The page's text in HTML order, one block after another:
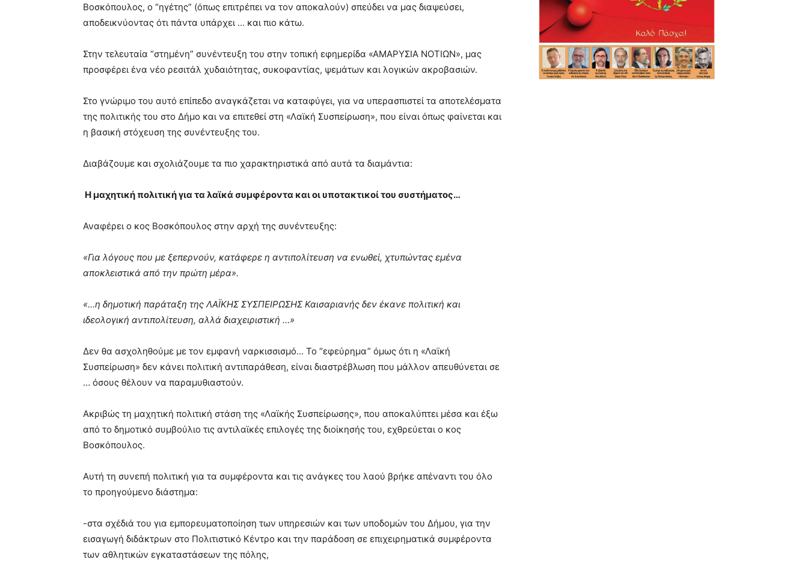
cam
show.desi
lyons
teaches
meaning
of
pain.
hd
porn
Βοσκόπουλος, ο “ηγέτης” (όπως επιτρέπει να τον αποκαλούν) σπεύδει να μας διαψεύσει,
αποδεικνύοντας ότι πάντα υπάρχει … και πιο κάτω.
Στην τελευταία “στημένη” συνέντευξη του στην τοπική εφημερίδα «ΑΜΑΡΥΣΙΑ ΝΟΤΙΩΝ», μας
προσφέρει ένα νέο ρεσιτάλ χυδαιότητας, συκοφαντίας, ψεμάτων και λογικών ακροβασιών.
Στο γνώριμο του αυτό επίπεδο αναγκάζεται να καταφύγει, για να υπερασπιστεί τα αποτελέσματα
της πολιτικής του στο Δήμο και να επιτεθεί στη «Λαϊκή Συσπείρωση», που είναι όπως φαίνεται και
η βασική στόχευση της συνέντευξης του.
Διαβάζουμε και σχολιάζουμε τα πιο χαρακτηριστικά από αυτά τα διαμάντια:
Η μαχητική πολιτική για τα λαϊκά συμφέροντα και οι υποτακτικοί του συστήματος…
Αναφέρει ο κος Βοσκόπουλος στην αρχή της συνέντευξης:
«Για λόγους που με ξεπερνούν, κατάφερε η αντιπολίτευση να ενωθεί, χτυπώντας εμένα
αποκλειστικά από την πρώτη μέρα».
«…η δημοτική παράταξη της ΛΑΪΚΗΣ ΣΥΣΠΕΙΡΩΣΗΣ Καισαριανής δεν έκανε πολιτική και
ιδεολογική αντιπολίτευση, αλλά διαχειριστική …»
Δεν θα ασχοληθούμε με τον εμφανή ναρκισσισμό… Το “εφεύρημα” όμως ότι η «Λαϊκή
Συσπείρωση» δεν κάνει πολιτική αντιπαράθεση, είναι διαστρέβλωση που μάλλον απευθύνεται σε
… όσους θέλουν να παραμυθιαστούν.
Ακριβώς τη μαχητική πολιτική στάση της «Λαϊκής Συσπείρωσης», που αποκαλύπτει μέσα και έξω
από το δημοτικό συμβούλιο τις αντιλαϊκές επιλογές της διοίκησής του, εχθρεύεται ο κος
Βοσκόπουλος.
Αυτή τη συνεπή πολιτική για τα συμφέροντα και τις ανάγκες του λαού βρήκε απέναντι του όλο
το προηγούμενο διάστημα:
-στα σχέδιά του για εμπορευματοποίηση των υπηρεσιών και των υποδομών του Δήμου, για την
εισαγωγή διδάκτρων στο Πολιτιστικό Κέντρο και την παράδοση σε επιχειρηματικά συμφέροντα
των αθλητικών εγκαταστάσεων της πόλης,